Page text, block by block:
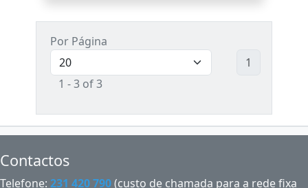
Por Página
1 - 3 of 3
1
Contactos
Telefone: 231 420 790(custo de chamada para a rede fixa